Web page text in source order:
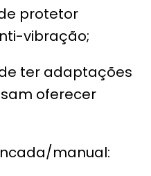
protetor
vibração;
ter adaptações
oferecer
manual: